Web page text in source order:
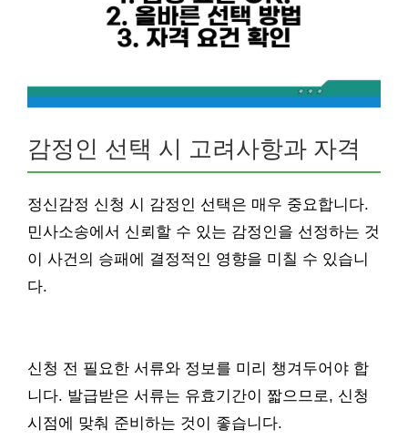
감정인 선택 시 고려사항과 자격
정신감정 신청 시 감정인 선택은 매우 중요합니다.
민사소송에서 신뢰할 수 있는 감정인을 선정하는 것
이 사건의 승패에 결정적인 영향을 미칠 수 있습니
다.
신청 전 필요한 서류와 정보를 미리 챙겨두어야 합
니다. 발급받은 서류는 유효기간이 짧으므로, 신청
시점에 맞춰 준비하는 것이 좋습니다.